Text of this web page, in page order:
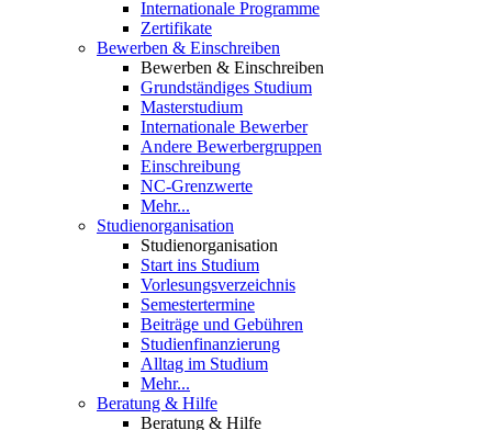
Internationale Programme
Zertifikate
Bewerben & Einschreiben
Bewerben & Einschreiben
Grundständiges Studium
Masterstudium
Internationale Bewerber
Andere Bewerbergruppen
Einschreibung
NC-Grenzwerte
Mehr...
Studienorganisation
Studienorganisation
Start ins Studium
Vorlesungsverzeichnis
Semestertermine
Beiträge und Gebühren
Studienfinanzierung
Alltag im Studium
Mehr...
Beratung & Hilfe
Beratung & Hilfe